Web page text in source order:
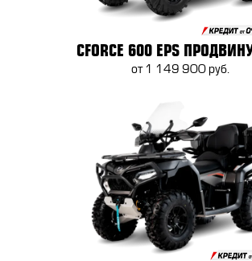
CFORCE 600 EPS
от 1 149 900 руб.